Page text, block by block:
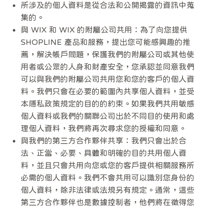
所涉及的個人資料是從合法和公開揭露的資訊中蒐
集的。
與 WIX 和 WIX 的附屬公司共用：為了向您提供
SHOPLINE 產品和服務，提出您可能感興趣的推
薦，解決帳戶問題，保護我們的附屬公司或其他使
用者或公眾的人身和財產安全，您承認並同意我們
可以與我們的附屬公司共用您和您的客戶的個人資
料。我們只會在必要的範圍內共享個人資料，並受
本隱私政策規定的目的的約束。如果我們共用敏感
個人資料或我們的關聯公司出於不同目的使用和處
理個人資料，我們將再次尋求您的授權和同意。
與我們的第三方合作夥伴共享：我們只會出於合
法、正當、必要、具體和明確的目的共用個人資
料，並且只會共用向您或您的客戶提供相關服務所
必需的個人資料。我們不會共用可以識別您身份的
個人資料，除非法律或法規另有規定。通常，這些
第三方合作夥伴也是數據控制者，他們將在徵得您